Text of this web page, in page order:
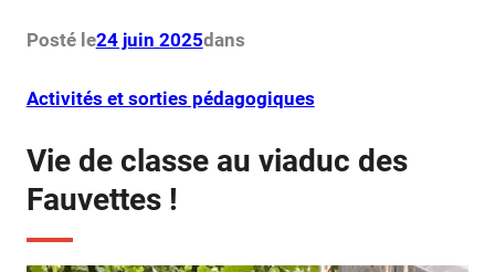
Posté le24 juin 2025dans
Activités et sorties pédagogiques
Vie de classe au viaduc des
Fauvettes !